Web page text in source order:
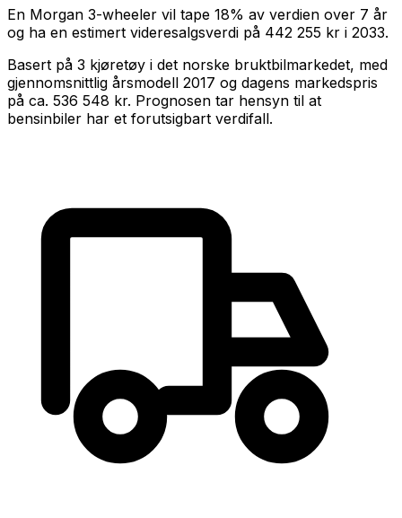
En Morgan 3-wheeler vil tape 18% av verdien over 7 år
og ha en estimert videresalgsverdi på 442 255 kr i 2033.
Basert på 3 kjøretøy i det norske bruktbilmarkedet, med
gjennomsnittlig årsmodell 2017 og dagens markedspris
på ca. 536 548 kr. Prognosen tar hensyn til at
bensinbiler har et forutsigbart verdifall.